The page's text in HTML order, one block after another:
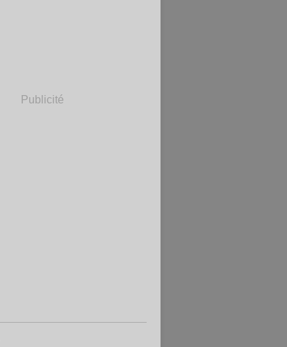
Publicité